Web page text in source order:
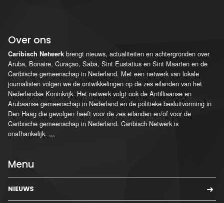
Over ons
Caribisch Netwerk brengt nieuws, actualiteiten en achtergronden over
Aruba, Bonaire, Curaçao, Saba, Sint Eustatius en Sint Maarten en de
Caribische gemeenschap in Nederland. Met een netwerk van lokale
journalisten volgen we de ontwikkelingen op de zes eilanden van het
Nederlandse Koninkrijk. Het netwerk volgt ook de Antilliaanse en
Arubaanse gemeenschap in Nederland en de politieke besluitvorming in
Den Haag die gevolgen heeft voor de zes eilanden en/of voor de
Caribische gemeenschap in Nederland. Caribisch Netwerk is
onafhankelijk. ...
Menu
NIEUWS